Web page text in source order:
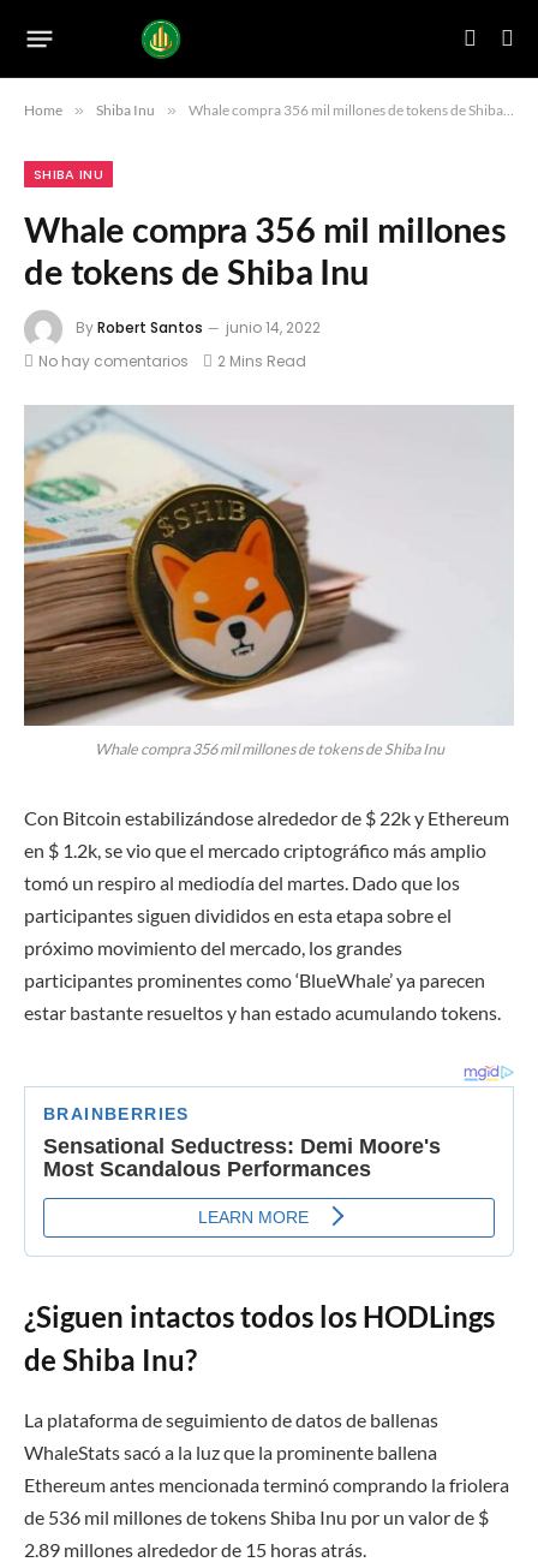
Home » Shiba Inu » Whale compra 356 mil millones de tokens de Shiba Inu
SHIBA INU
Whale compra 356 mil millones
de tokens de Shiba Inu
ByRobert Santos
junio 14, 2022
No hay comentarios
2 Mins Read
Whale compra 356 mil millones de tokens de Shiba Inu
Con Bitcoin estabilizándose alrededor de $ 22k y Ethereum
en $ 1.2k, se vio que el mercado criptográfico más amplio
tomó un respiro al mediodía del martes. Dado que los
participantes siguen divididos en esta etapa sobre el
próximo movimiento del mercado, los grandes
participantes prominentes como ‘BlueWhale’ ya parecen
estar bastante resueltos y han estado acumulando tokens.
¿Siguen intactos todos los HODLings
de Shiba Inu?
La plataforma de seguimiento de datos de ballenas
WhaleStats sacó a la luz que la prominente ballena
Ethereum antes mencionada terminó comprando la friolera
de 536 mil millones de tokens Shiba Inu por un valor de $
2.89 millones alrededor de 15 horas atrás.